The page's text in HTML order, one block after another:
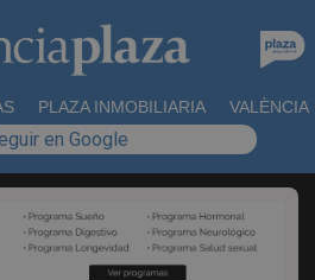
PLAZA INMOBILIARIA VALÈNCIA
en Google